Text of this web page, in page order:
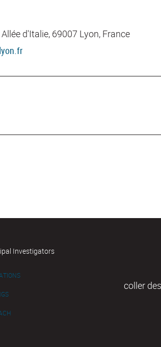
d'Italie, 69007 Lyon, France
Investigators
coller